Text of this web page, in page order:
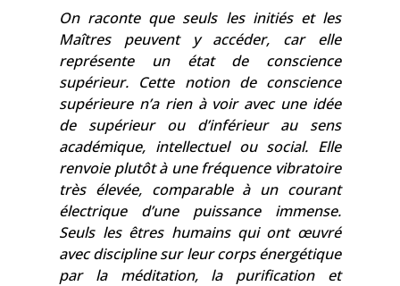
On raconte que seuls les initiés et les
Maîtres peuvent y accéder, car elle
représente un état de conscience
supérieur. Cette notion de conscience
supérieure n’a rien à voir avec une idée
de supérieur ou d’inférieur au sens
académique, intellectuel ou social. Elle
renvoie plutôt à une fréquence vibratoire
très élevée, comparable à un courant
électrique d’une puissance immense.
Seuls les êtres humains qui ont œuvré
avec discipline sur leur corps énergétique
par la méditation, la purification et